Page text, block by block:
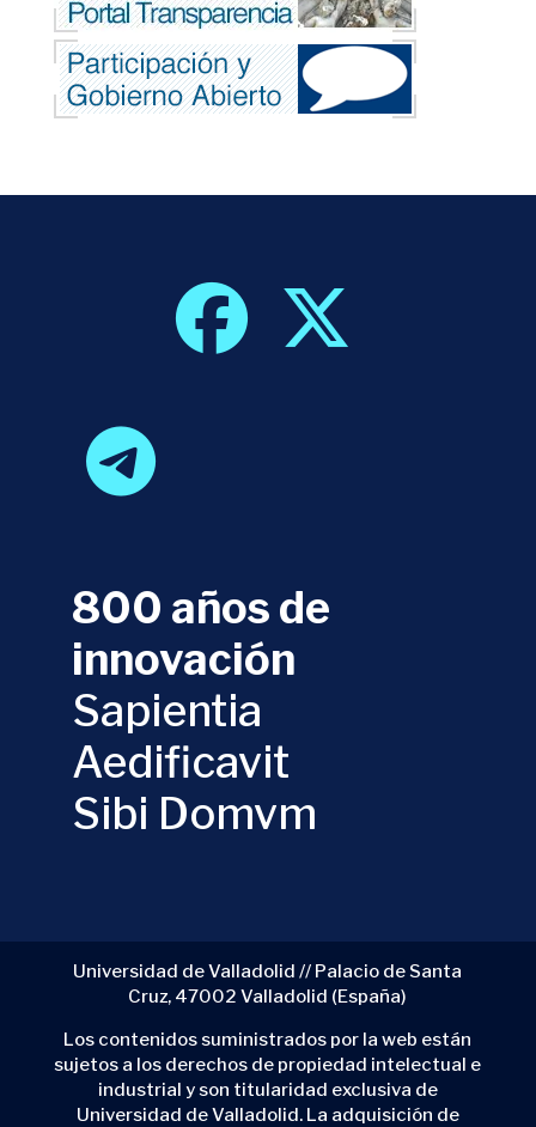
800 años de
innovación
Sapientia
Aedificavit
Sibi Domvm
Universidad de Valladolid // Palacio de Santa
Cruz, 47002 Valladolid (España)
Los contenidos suministrados por la web están
sujetos a los derechos de propiedad intelectual e
industrial y son titularidad exclusiva de
Universidad de Valladolid. La adquisición de